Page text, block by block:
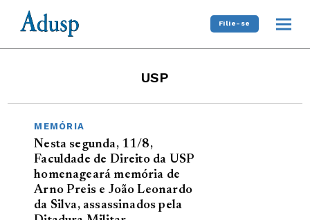
Filie-se
USP
MEMÓRIA
Nesta segunda, 11/8,
Faculdade de Direito da USP
homenageará memória de
Arno Preis e João Leonardo
da Silva, assassinados pela